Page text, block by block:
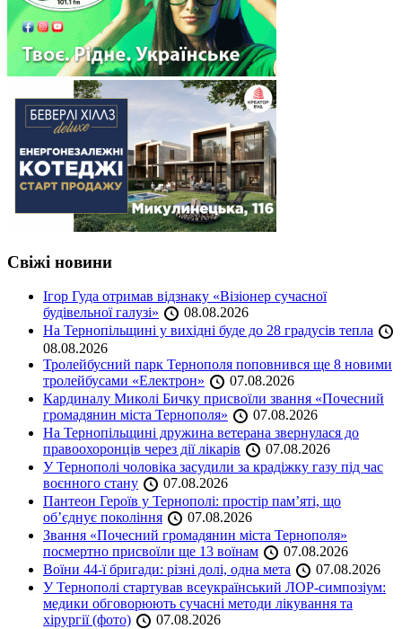
Свіжі новини
Ігор Гуда отримав відзнаку «Візіонер сучасної
будівельної галузі»
08.08.2026
На Тернопільщині у вихідні буде до 28 градусів тепла
08.08.2026
Тролейбусний парк Тернополя поповнився ще 8 новими
тролейбусами «Електрон»
07.08.2026
Кардиналу Миколі Бичку присвоїли звання «Почесний
громадянин міста Тернополя»
07.08.2026
На Тернопільщині дружина ветерана звернулася до
правоохоронців через дії лікарів
07.08.2026
У Тернополі чоловіка засудили за крадіжку газу під час
воєнного стану
07.08.2026
Пантеон Героїв у Тернополі: простір пам’яті, що
об’єднує покоління
07.08.2026
Звання «Почесний громадянин міста Тернополя»
посмертно присвоїли ще 13 воїнам
07.08.2026
Воїни 44-ї бригади: різні долі, одна мета
07.08.2026
У Тернополі стартував всеукраїнський ЛОР-симпозіум:
медики обговорюють сучасні методи лікування та
хірургії (фото)
07.08.2026